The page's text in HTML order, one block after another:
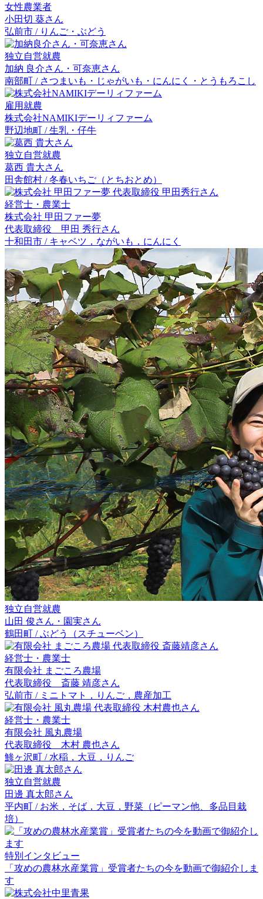
女性農業者
小田切 葵さん
弘前市 / りんご・ぶどう
独立自営就農
加納 良介さん・ 可奈恵さん
南部町 / さつまいも・じゃがいも・にんにく・とうもろこし
雇用就農
株式会社NAMIKIデーリィファーム
野辺地町 / 生乳・仔牛
独立自営就農
葛西 貴大さん
田舎館村 / 冬春いちご（とちおとめ）
経営士・農業士
株式会社 甲田ファー夢
代表取締役 甲田 秀行さん
十和田市 / キャベツ，ながいも，にんにく
独立自営就農
山田 俊さん・ 園実さん
鶴田町 / ぶどう（スチューベン）
経営士・農業士
有限会社 まごころ農場
代表取締役 斎藤 靖彦さん
弘前市 / ミニトマト，りんご，農産加工
経営士・農業士
有限会社 風丸農場
代表取締役 木村 農也さん
鯵ヶ沢町 / 水稲，大豆，りんご
独立自営就農
田邊 真太郎さん
平内町 / お米，そば，大豆，野菜（ピーマン他、多品目栽
培）
特別インタビュー
「攻めの農林水産業賞」受賞者たちの今を動画で御紹介しま
す